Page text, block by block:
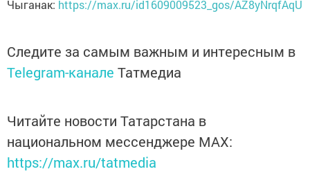
Чыганак: https://max.ru/id1609009523_gos/AZ8yNrqfAqU
Следите за самым важным и интересным в
Telegram-канале Татмедиа
Читайте новости Татарстана в
национальном мессенджере MАХ:
https://max.ru/tatmedia